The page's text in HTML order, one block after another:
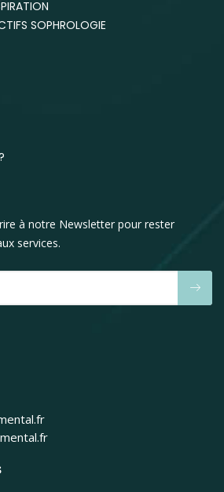
SOPHROLOGIE
à notre Newsletter pour rester
services.